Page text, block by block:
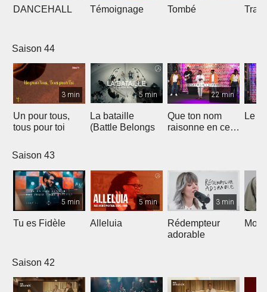
DANCEHALL Témoignage Tombé
Saison 44
3 min
Un pour tous,
tous pour toi
5 min
La bataille
(Battle Belongs
22 min
Que ton nom
raisonne en ce
Le
Saison 43
5 min
Tu es Fidèle
5 min
Alleluia
3 min
Rédempteur
adorable
Mon
Saison 42